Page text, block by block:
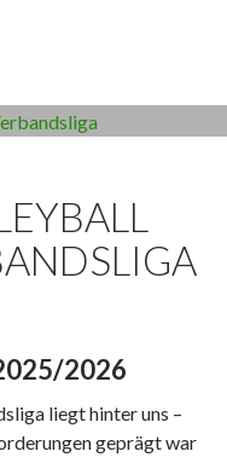
2026
liegt hinter uns –
geprägt war